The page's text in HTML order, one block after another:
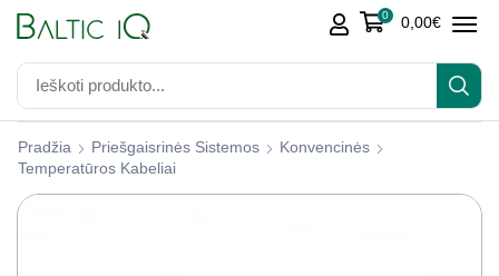
0 0,00€
Pradžia Priešgaisrinės Sistemos
Konvencinės
Temperatūros Kabeliai